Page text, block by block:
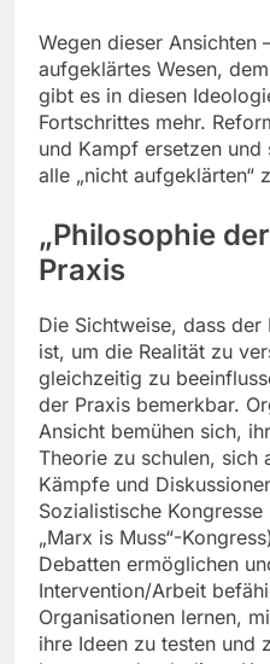
Wegen dieser Ansichten
aufgeklärtes Wesen,
gibt es in diesen
Fortschrittes mehr.
und Kampf ersetzen
alle „nicht aufgeklärten“
„Philosophie
Praxis
Die Sichtweise, dass der
ist, um die Realität zu
gleichzeitig zu
der Praxis bemerkbar.
Ansicht bemühen sich,
Theorie zu schulen, sich
Kämpfe und
Sozialistische
„Marx is Muss“-
Debatten ermöglichen
Intervention/Arbeit
Organisationen lernen,
ihre Ideen zu testen und